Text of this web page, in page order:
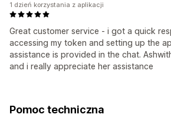
Great customer service - i got a quick
accessing my token and setting up the
assistance is provided in the chat.
and i really appreciate her assistance
1 dzień korzystania z aplikacji
Pomoc techniczna